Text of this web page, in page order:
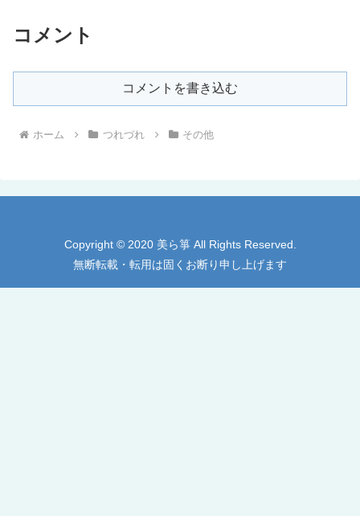
コメント
コメントを書き込む
ホーム つれづれ その他
Copyright © 2020 美ら箏 All Rights Reserved.
無断転載・転用は固くお断り申し上げます